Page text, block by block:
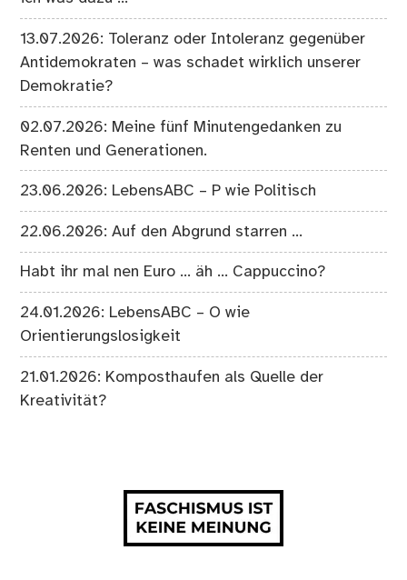
13.07.2026: Toleranz oder Intoleranz gegenüber
Antidemokraten – was schadet wirklich unserer
Demokratie?
02.07.2026: Meine fünf Minutengedanken zu
Renten und Generationen.
23.06.2026: LebensABC – P wie Politisch
22.06.2026: Auf den Abgrund starren …
Habt ihr mal nen Euro … äh … Cappuccino?
24.01.2026: LebensABC – O wie
Orientierungslosigkeit
21.01.2026: Komposthaufen als Quelle der
Kreativität?